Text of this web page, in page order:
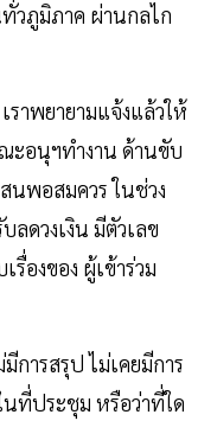
วภูมิภาค ผ่านกลไก
ราพยายามแจ้งแล้วให้
ะอนุฯทำงาน ด้านขับ
นพอสมควร ในช่วง
ลดวงเงิน มีตัวเลข
องของ ผู้เข้าร่วม
การสรุป ไม่เคยมีการ
นที่ประชุม หรือว่าที่ใด